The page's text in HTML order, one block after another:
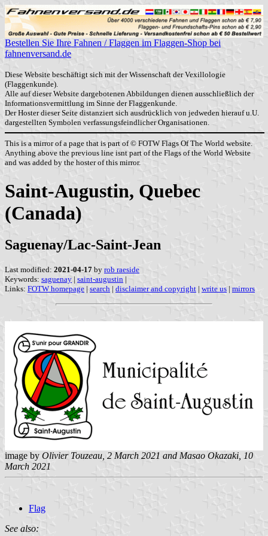
Bestellen Sie Ihre Fahnen / Flaggen im Flaggen-Shop bei
fahnenversand.de
Diese Website beschäftigt sich mit der Wissenschaft der Vexillologie
(Flaggenkunde).
Alle auf dieser Website dargebotenen Abbildungen dienen ausschließlich der
Informationsvermittlung im Sinne der Flaggenkunde.
Der Hoster dieser Seite distanziert sich ausdrücklich von jedweden hierauf u.U.
dargestellten Symbolen verfassungsfeindlicher Organisationen.
This is a mirror of a page that is part of © FOTW Flags Of The World website.
Anything above the previous line isnt part of the Flags of the World Website
and was added by the hoster of this mirror.
Saint-Augustin, Quebec
(Canada)
Saguenay/Lac-Saint-Jean
Last modified: 2021-04-17 by rob raeside
Keywords: saguenay | saint-augustin |
Links: FOTW homepage | search | disclaimer and copyright | write us | mirrors
image by Olivier Touzeau , 2 March 2021 and Masao Okazaki, 10
March 2021
Flag
See also: